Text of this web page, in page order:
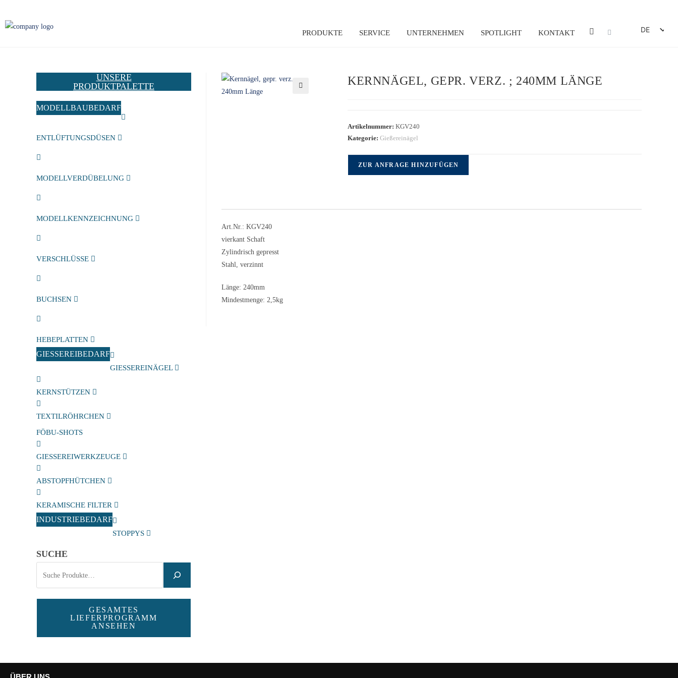
PRODUKTE SERVICE UNTERNEHMEN SPOTLIGHT KONTAKT
DE
KERNNÄGEL, GEPR. VERZ. ; 240MM LÄNGE
Artikelnummer: KGV240
Kategorie: Gießereinägel
ZUR ANFRAGE HINZUFÜGEN
Art.Nr.: KGV240
vierkant Schaft
Zylindrisch gepresst
Stahl, verzinnt
Länge: 240mm
Mindestmenge: 2,5kg
UNSERE
PRODUKTPALETTE
MODELLBAUBEDARF
ENTLÜFTUNGSDÜSEN
MODELLVERDÜBELUNG
MODELLKENNZEICHNUNG
VERSCHLÜSSE
BUCHSEN
HEBEPLATTEN
GIESSEREIBEDARF
GIESSEREINÄGEL
KERNSTÜTZEN
TEXTILRÖHRCHEN
FÖBU-SHOTS
GIESSEREIWERKZEUGE
ABSTOPFHÜTCHEN
KERAMISCHE FILTER
INDUSTRIEBEDARF
STOPPYS
SUCHE
GESAMTES
LIEFERPROGRAMM
ANSEHEN